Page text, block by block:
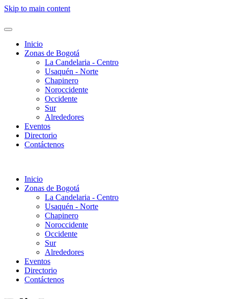
Skip to main content
Inicio
Zonas de Bogotá
La Candelaria - Centro
Usaquén - Norte
Chapinero
Noroccidente
Occidente
Sur
Alrededores
Eventos
Directorio
Contáctenos
Inicio
Zonas de Bogotá
La Candelaria - Centro
Usaquén - Norte
Chapinero
Noroccidente
Occidente
Sur
Alrededores
Eventos
Directorio
Contáctenos